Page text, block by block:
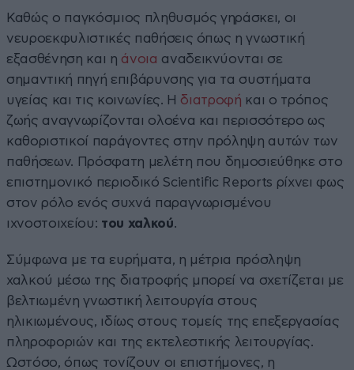
Καθώς ο παγκόσμιος πληθυσμός γηράσκει, οι
νευροεκφυλιστικές παθήσεις όπως η γνωστική
εξασθένηση και η άνοια αναδεικνύονται σε
σημαντική πηγή επιβάρυνσης για τα συστήματα
υγείας και τις κοινωνίες. Η διατροφή και ο τρόπος
ζωής αναγνωρίζονται ολοένα και περισσότερο ως
καθοριστικοί παράγοντες στην πρόληψη αυτών των
παθήσεων. Πρόσφατη μελέτη που δημοσιεύθηκε στο
επιστημονικό περιοδικό Scientific Reports ρίχνει φως
στον ρόλο ενός συχνά παραγνωρισμένου
ιχνοστοιχείου: του χαλκού.
Σύμφωνα με τα ευρήματα, η μέτρια πρόσληψη
χαλκού μέσω της διατροφής μπορεί να σχετίζεται με
βελτιωμένη γνωστική λειτουργία στους
ηλικιωμένους, ιδίως στους τομείς της επεξεργασίας
πληροφοριών και της εκτελεστικής λειτουργίας.
Ωστόσο, όπως τονίζουν οι επιστήμονες, η